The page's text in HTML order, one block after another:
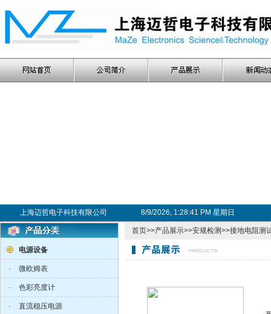
上海迈哲电子科技有限公司 8/9/2026, 1:28:42 PM 星期日
电源设备
· 微欧姆表
· 色彩亮度计
· 直流稳压电源
首页>>产品展示>>安规检测>>接地电阻测